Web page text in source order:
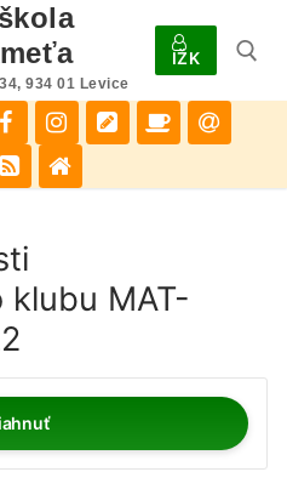
934 01 Levice
IŽK
Hľadať:
MAT-